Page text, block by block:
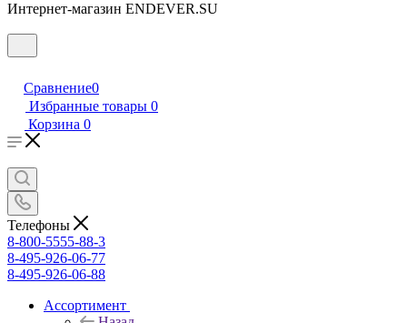
Интернет-магазин ENDEVER.SU
Сравнение0
Избранные товары 0
Корзина 0
Телефоны
8-800-5555-88-3
8-495-926-06-77
8-495-926-06-88
Ассортимент